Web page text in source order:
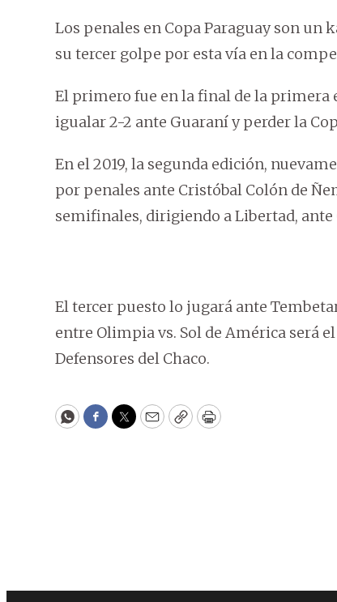
Los penales en Copa Paraguay son
su tercer golpe por esta vía en la
El primero fue en la final de la primera
igualar 2-2 ante Guaraní y perder la
En el 2019, la segunda edición,
por penales ante Cristóbal Colón de
semifinales, dirigiendo a Libertad, ante
El tercer puesto lo jugará ante
entre Olimpia vs. Sol de América será
Defensores del Chaco.
WhatsApp
Facebook
Twitter
EmailCopyPrint